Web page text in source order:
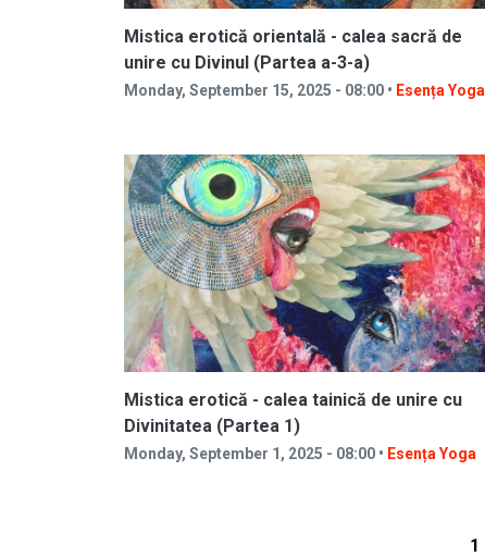
Mistica erotică orientală - calea sacră de
unire cu Divinul (Partea a-3-a)
Monday, September 15, 2025 - 08:00 • Esența Yoga
Mistica erotică - calea tainică de unire cu
Divinitatea (Partea 1)
Monday, September 1, 2025 - 08:00 • Esența Yoga
1